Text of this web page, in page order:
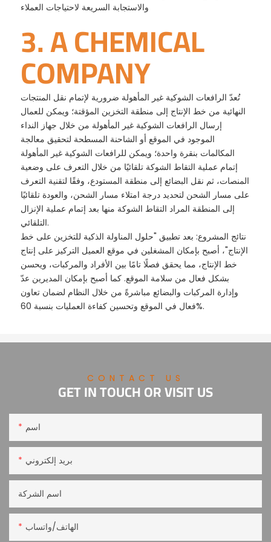
3. A CHEMICAL
COMPANY
تُعدّ الرافعات الشوكية غير المأهولة ضرورية لإتمام نقل المنتجات
النهائية من خط الإنتاج إلى منطقة التخزين المؤقتة؛ ويمكن للعمال
إرسال الرافعات الشوكية غير المأهولة من خلال جهاز النداء
الموجود في الموقع أو الشاحنة المسطحة لتحقيق معالجة
المكالمات بنقرة واحدة؛ ويمكن للرافعات الشوكية غير المأهولة
إتمام عملية التقاط الشوكة تلقائيًا من خلال التعرف على وضعية
المنصات، ثم نقل البضائع إلى منطقة المستودع، وفقًا لتقنية التعرف
على مسار الشحن لتحديد درجة امتلاء مسار الشحن، والعودة تلقائيًا
إلى المنطقة المراد التقاط الشوكة منها بعد إتمام عملية الإنزال
التلقائي.
نتائج المشروع: بعد تطبيق "حلول المناولة الذكية للتخزين على خط
الإنتاج"، أصبح بإمكان المشغلين في موقع العميل التركيز على إنتاج
خط الإنتاج، مما يحقق فصلًا تامًا بين الأفراد والمركبات، ويحسن
بشكل فعال من سلامة الموقع. كما أصبح بإمكان المديرين عدّ
وإدارة المركبات والبضائع مباشرةً من خلال النظام لضمان تعاون
فعال في الموقع وتحسين كفاءة العمليات بنسبة 60%.
والاستجابة السريعة لاحتياجات العملاء
CONTACT US
GET IN TOUCH OR VISIT US
اسم
بريد إلكتروني
اسم الشركة
الهاتف/واتساب